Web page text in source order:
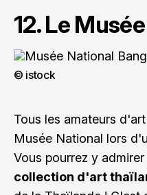
12. Le
© istock
Tous les amateurs
Musée National lors
Vous pourrez y admirer
collection d'art